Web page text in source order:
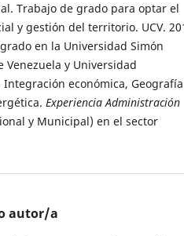
Trabajo de grado para optar el
y gestión del territorio. UCV.
en la Universidad Simón
Venezuela y Universidad
económica, Geografía
Experiencia Administración
y Municipal) en el sector
autor/a